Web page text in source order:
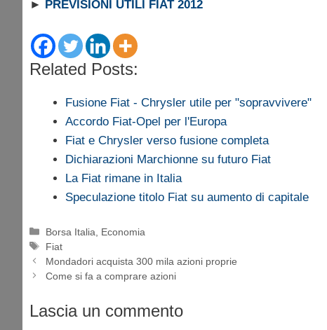
► PREVISIONI UTILI FIAT 2012
Related Posts:
Fusione Fiat - Chrysler utile per "sopravvivere"
Accordo Fiat-Opel per l'Europa
Fiat e Chrysler verso fusione completa
Dichiarazioni Marchionne su futuro Fiat
La Fiat rimane in Italia
Speculazione titolo Fiat su aumento di capitale
Categorie
Borsa Italia
Economia
Tag
Fiat
Mondadori acquista 300 mila azioni proprie
Come si fa a comprare azioni
Lascia un commento